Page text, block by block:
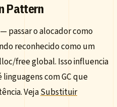
Pattern
passar o alocador como
reconhecido como um
free global. Isso influencia
com GC que
VejaSubstituir